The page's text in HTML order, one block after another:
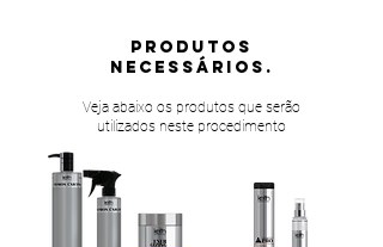
PRODUTOS
NECESSÁRIOS.
Veja abaixo os produtos que serão
utilizados neste procedimento